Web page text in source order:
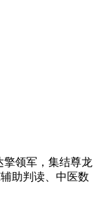
领军，集结尊龙
助判读、中医数